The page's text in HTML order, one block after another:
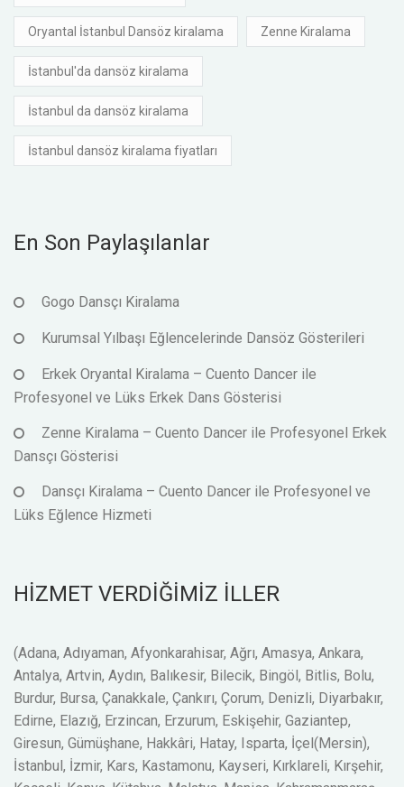
Oryantal İstanbul Dansöz kiralama Zenne Kiralama
İstanbul'da dansöz kiralama
İstanbul da dansöz kiralama
İstanbul dansöz kiralama fiyatları
En Son Paylaşılanlar
Gogo Dansçı Kiralama
Kurumsal Yılbaşı Eğlencelerinde Dansöz Gösterileri
Erkek Oryantal Kiralama – Cuento Dancer ile
Profesyonel ve Lüks Erkek Dans Gösterisi
Zenne Kiralama – Cuento Dancer ile Profesyonel Erkek
Dansçı Gösterisi
Dansçı Kiralama – Cuento Dancer ile Profesyonel ve
Lüks Eğlence Hizmeti
HİZMET VERDİĞİMİZ İLLER
(Adana, Adıyaman, Afyonkarahisar, Ağrı, Amasya, Ankara,
Antalya, Artvin, Aydın, Balıkesir, Bilecik, Bingöl, Bitlis, Bolu,
Burdur, Bursa, Çanakkale, Çankırı, Çorum, Denizli, Diyarbakır,
Edirne, Elazığ, Erzincan, Erzurum, Eskişehir, Gaziantep,
Giresun, Gümüşhane, Hakkâri, Hatay, Isparta, İçel(Mersin),
İstanbul, İzmir, Kars, Kastamonu, Kayseri, Kırklareli, Kırşehir,